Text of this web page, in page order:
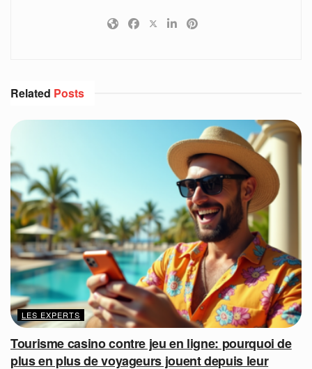
Related Posts
LES EXPERTS
Tourisme casino contre jeu en ligne: pourquoi de
plus en plus de voyageurs jouent depuis leur